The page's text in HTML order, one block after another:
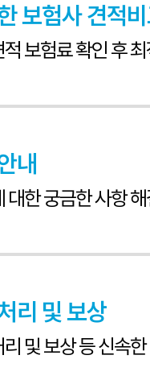
보험사 견적
보험료 확인 후
내
대한 궁금한 사항
리 및 보상
및 보상 등 신속